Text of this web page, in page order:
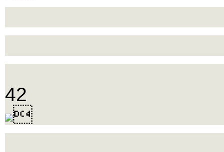
42
